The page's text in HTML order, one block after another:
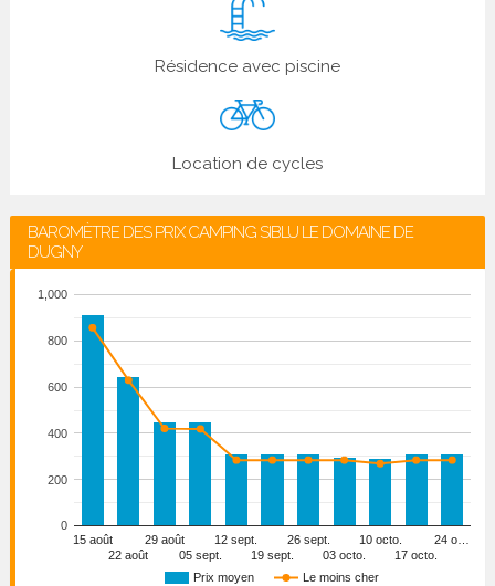
Résidence avec piscine
Location de cycles
BAROMÈTRE DES PRIX CAMPING SIBLU LE DOMAINE DE
DUGNY
Prix moyen Le moins cher
15 août
22 août
29 août
05 sept.
12 sept.
19 sept.
26 sept.
03 octo.
10 octo.
17 octo.
24 o…
0
200
400
600
800
1,000